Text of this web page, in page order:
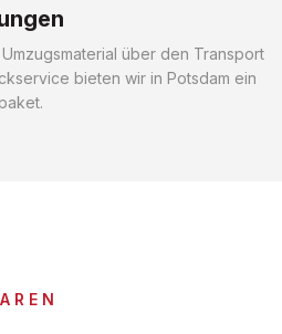
über den Transport
bieten wir in Potsdam ein